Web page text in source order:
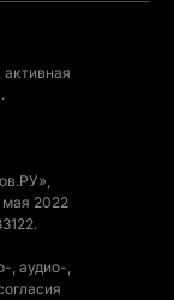
мая 2022
, аудио-,